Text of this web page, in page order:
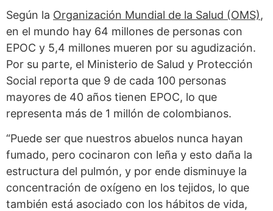
Según la Organización Mundial de la Salud (OMS),
en el mundo hay 64 millones de personas con
EPOC y 5,4 millones mueren por su agudización.
Por su parte, el Ministerio de Salud y Protección
Social reporta que 9 de cada 100 personas
mayores de 40 años tienen EPOC, lo que
representa más de 1 millón de colombianos.
“Puede ser que nuestros abuelos nunca hayan
fumado, pero cocinaron con leña y esto daña la
estructura del pulmón, y por ende disminuye la
concentración de oxígeno en los tejidos, lo que
también está asociado con los hábitos de vida,